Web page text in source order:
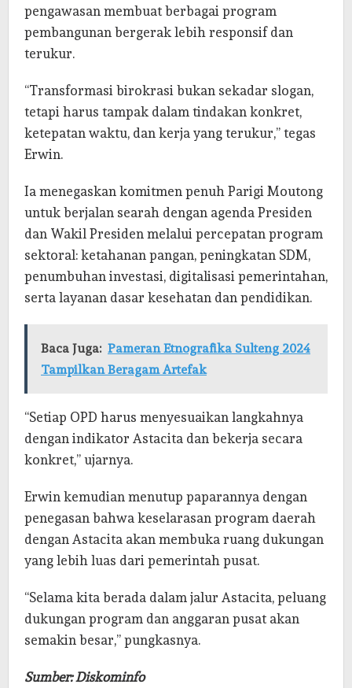
pengawasan membuat berbagai program
pembangunan bergerak lebih responsif dan
terukur.
“Transformasi birokrasi bukan sekadar slogan,
tetapi harus tampak dalam tindakan konkret,
ketepatan waktu, dan kerja yang terukur,” tegas
Erwin.
Ia menegaskan komitmen penuh Parigi Moutong
untuk berjalan searah dengan agenda Presiden
dan Wakil Presiden melalui percepatan program
sektoral: ketahanan pangan, peningkatan SDM,
penumbuhan investasi, digitalisasi pemerintahan,
serta layanan dasar kesehatan dan pendidikan.
Baca Juga: Pameran Etnografika Sulteng 2024
Tampilkan Beragam Artefak
“Setiap OPD harus menyesuaikan langkahnya
dengan indikator Astacita dan bekerja secara
konkret,” ujarnya.
Erwin kemudian menutup paparannya dengan
penegasan bahwa keselarasan program daerah
dengan Astacita akan membuka ruang dukungan
yang lebih luas dari pemerintah pusat.
“Selama kita berada dalam jalur Astacita, peluang
dukungan program dan anggaran pusat akan
semakin besar,” pungkasnya.
Sumber: Diskominfo